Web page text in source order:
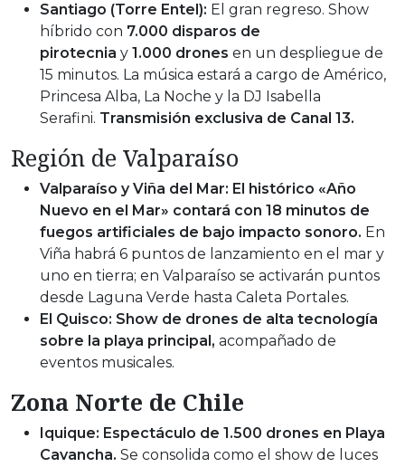
Santiago (Torre Entel): El gran regreso. Show
híbrido con 7.000 disparos de
pirotecnia y 1.000 drones en un despliegue de
15 minutos. La música estará a cargo de Américo,
Princesa Alba, La Noche y la DJ Isabella
Serafini. Transmisión exclusiva de Canal 13.
Región de Valparaíso
Valparaíso y Viña del Mar: El histórico «Año
Nuevo en el Mar» contará con 18 minutos de
fuegos artificiales de bajo impacto sonoro. En
Viña habrá 6 puntos de lanzamiento en el mar y
uno en tierra; en Valparaíso se activarán puntos
desde Laguna Verde hasta Caleta Portales.
El Quisco: Show de drones de alta tecnología
sobre la playa principal, acompañado de
eventos musicales.
Zona Norte de Chile
Iquique: Espectáculo de 1.500 drones en Playa
Cavancha. Se consolida como el show de luces